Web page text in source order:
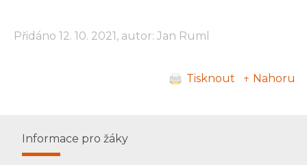
Přidáno 12. 10. 2021, autor: Jan Ruml
Tisknout ↑ Nahoru
Informace pro žáky